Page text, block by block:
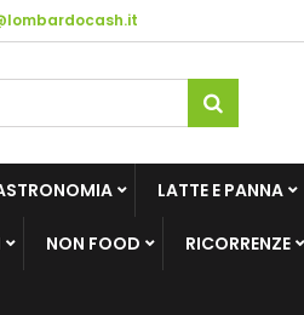
LATTE E PANNA
NON FOOD RICORRENZE